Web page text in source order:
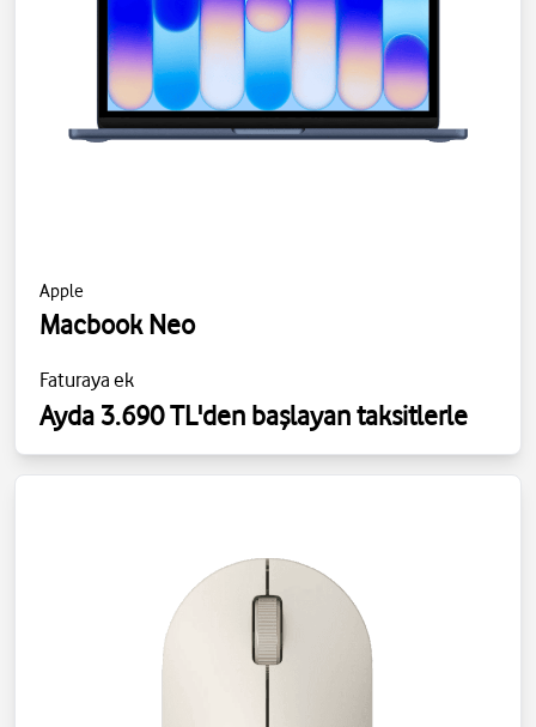
Apple
Macbook Neo
Faturaya ek
Ayda 3.690 TL'den başlayan taksitlerle